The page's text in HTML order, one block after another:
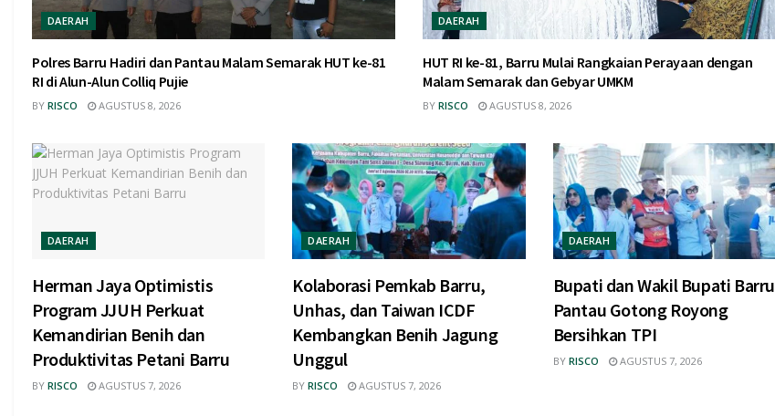
DAERAH
Polres Barru Hadiri dan Pantau Malam Semarak HUT ke-81
RI di Alun-Alun Colliq Pujie
BY RISCO AGUSTUS 8, 2026
DAERAH
HUT RI ke-81, Barru Mulai Rangkaian Perayaan dengan
Malam Semarak dan Gebyar UMKM
BY RISCO AGUSTUS 8, 2026
DAERAH
Herman Jaya Optimistis
Program JJUH Perkuat
Kemandirian Benih dan
Produktivitas Petani Barru
BY RISCO AGUSTUS 7, 2026
DAERAH
Kolaborasi Pemkab Barru,
Unhas, dan Taiwan ICDF
Kembangkan Benih Jagung
Unggul
BY RISCO AGUSTUS 7, 2026
DAERAH
Bupati dan Wakil Bupati Barru
Pantau Gotong Royong
Bersihkan TPI
BY RISCO AGUSTUS 7, 2026